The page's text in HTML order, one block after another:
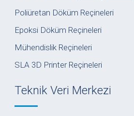
Poliüretan Döküm Reçineleri
Epoksi Döküm Reçineleri
Mühendislik Reçineleri
SLA 3D Printer Reçineleri
Teknik Veri Merkezi